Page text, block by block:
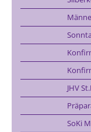
JHV
SoKi